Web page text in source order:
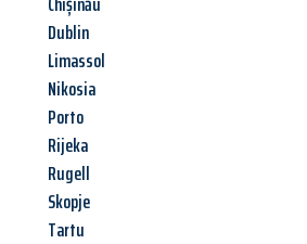
Dublin
Limassol
Nikosia
Porto
Rijeka
Rugell
Skopje
Tartu